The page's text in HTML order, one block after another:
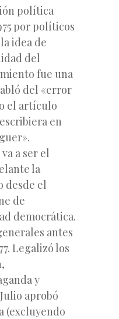
política
por políticos
idea de
del
fue una
del «error
el artículo
en
a ser el
la
desde el
de
democrática.
antes
Legalizó los
y
aprobó
(excluyendo